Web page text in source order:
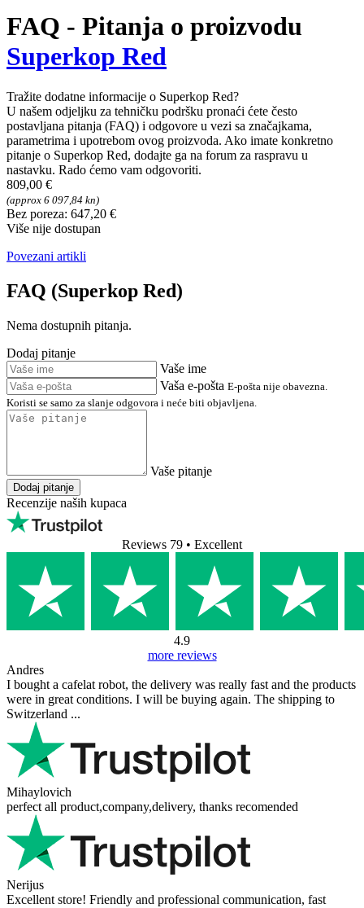
FAQ - Pitanja o proizvodu
Superkop Red
Tražite dodatne informacije o Superkop Red?
postavljana pitanja (FAQ) i odgovore u vezi sa značajkama,
parametrima i upotrebom ovog proizvoda. Ako imate konkretno
pitanje o Superkop Red, dodajte ga na forum za raspravu u
nastavku. Rado ćemo vam odgovoriti.
809,00 €
Povezani artikli
FAQ (Superkop Red)
Dodaj pitanje
Vaše ime
Vaša e-pošta
E-pošta nije obavezna.
Koristi se samo za slanje odgovora i neće biti objavljena.
Vaše pitanje
Dodaj pitanje
Recenzije naših kupaca
Reviews 79 • Excellent
4.9
Andres